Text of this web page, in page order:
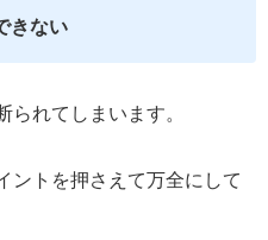
きない
られてしまいます。
ントを押さえて万全にして